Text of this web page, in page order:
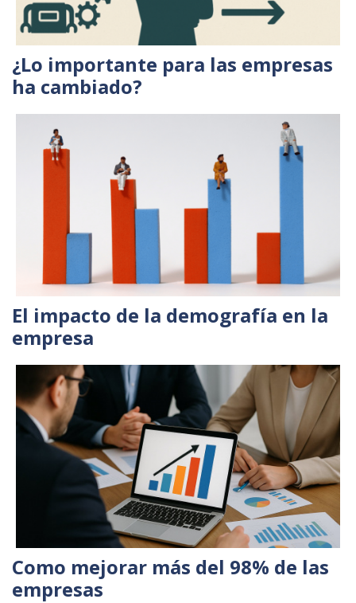
¿Lo importante para las empresas
ha cambiado?
El impacto de la demografía en la
empresa
Como mejorar más del 98% de las
empresas